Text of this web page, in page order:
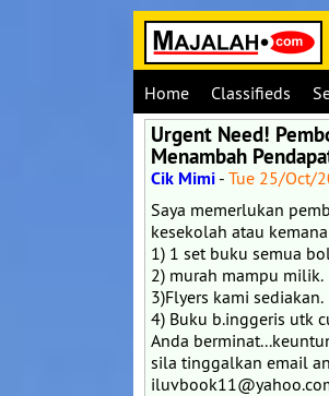
Home Classifieds
Urgent Need!
Menambah
Cik Mimi - Tue 25/Oct/
Saya memerlukan
kesekolah atau
1) 1 set buku semua
2) murah mampu milik.
3)Flyers kami sediakan.
4) Buku b.inggeris utk
Anda
sila tinggalkan email